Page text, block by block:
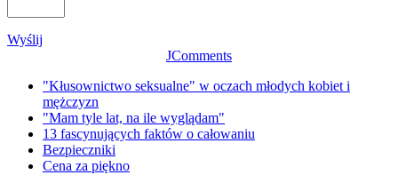
Wyślij
JComments
"Kłusownictwo seksualne" w oczach młodych kobiet i
mężczyzn
"Mam tyle lat, na ile wyglądam"
13 fascynujących faktów o całowaniu
Bezpieczniki
Cena za piękno